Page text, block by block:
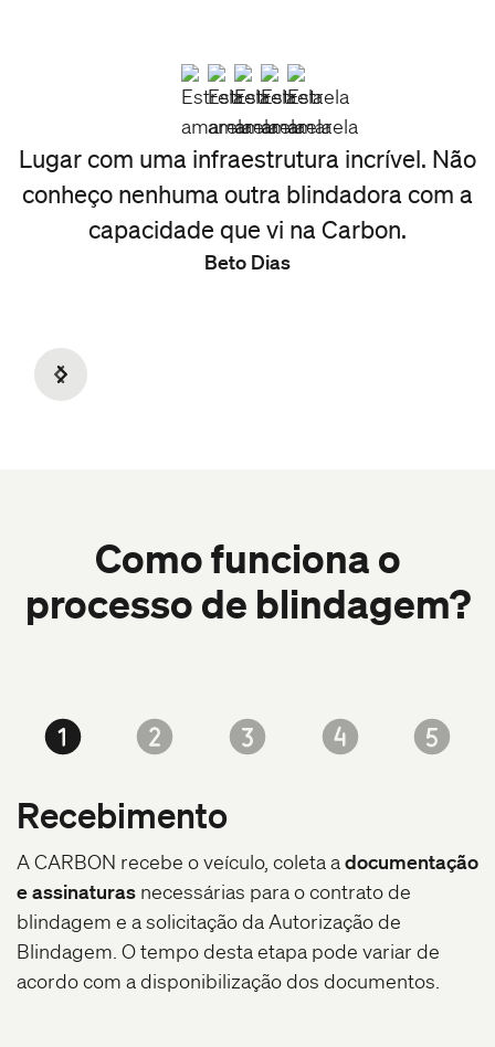
Lugar com uma infraestrutura incrível. Não
conheço nenhuma outra blindadora com a
capacidade que vi na Carbon.
Beto Dias
Slide 5 of 6.
Como funciona o
processo de blindagem?
Recebimento
A CARBON recebe o veículo, coleta a documentação
e assinaturas necessárias para o contrato de
blindagem e a solicitação da Autorização de
Blindagem. O tempo desta etapa pode variar de
acordo com a disponibilização dos documentos.